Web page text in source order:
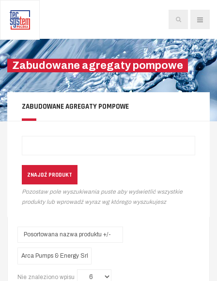
Szukaj...
Zabudowane agregaty pompowe
ZABUDOWANE AGREGATY POMPOWE
Pozostaw pole wyszukiwania puste aby wyświetlić wszystkie
produkty lub wprowadź wyraz wg którego wyszukujesz
Posortowana nazwa produktu +/-
Arca Pumps & Energy Srl
Nie znaleziono wpisu